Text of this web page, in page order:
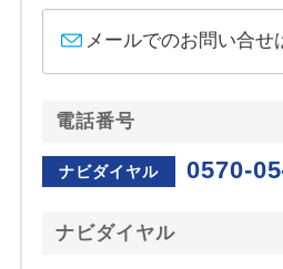
メールでのお問い合せ
電話番号
ナビダイヤル 0570-
ナビダイヤル